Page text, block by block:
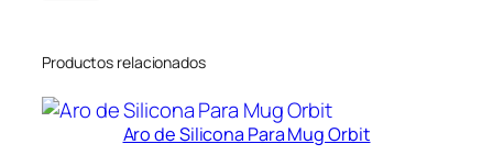
Productos relacionados
Aro de Silicona Para Mug Orbit